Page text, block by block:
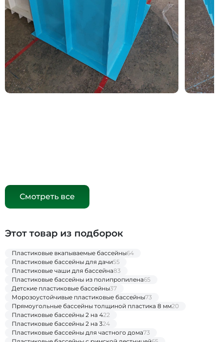
Смотреть все
Этот товар из подборок
Пластиковые вкапываемые бассейны64
Пластиковые бассейны для дачи55
Пластиковые чаши для бассейна83
Пластиковые бассейны из полипропилена65
Детские пластиковые бассейны37
Морозоустойчивые пластиковые бассейны73
Прямоугольные бассейны толщиной пластика 8 мм20
Пластиковые бассейны 2 на 422
Пластиковые бассейны 2 на 324
Пластиковые бассейны для частного дома73